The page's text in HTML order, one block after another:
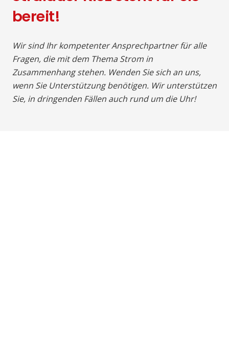
bereit!
Wir sind Ihr kompetenter Ansprechpartner für alle
Fragen, die mit dem Thema Strom in
Zusammenhang stehen. Wenden Sie sich an uns,
wenn Sie Unterstützung benötigen. Wir unterstützen
Sie, in dringenden Fällen auch rund um die Uhr!